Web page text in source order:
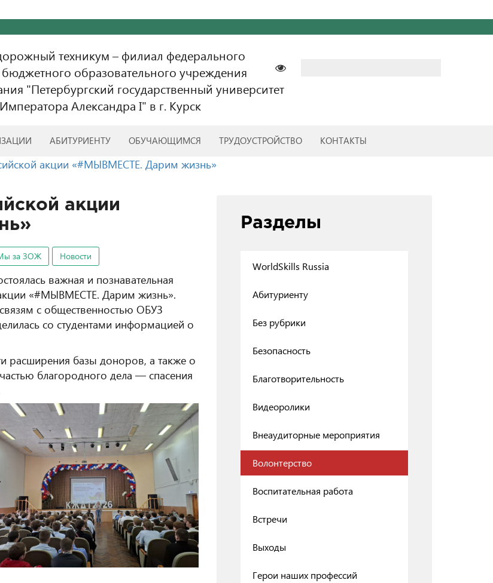
техникум – филиал федерального
бюджетного образовательного учреждения
"Петербургский государственный университет
Александра I" в г. Курск
АБИТУРИЕНТУ ОБУЧАЮЩИМСЯ ТРУДОУСТРОЙСТВО КОНТАКТЫ
акции «#МЫВМЕСТЕ. Дарим жизнь»
акции
за ЗОЖ Новости
важная и познавательная
«#МЫВМЕСТЕ. Дарим жизнь».
с общественностью ОБУЗ
со студентами информацией о
расширения базы доноров, а также о
благородного дела — спасения
Разделы
WorldSkills Russia
Абитуриенту
Без рубрики
Безопасность
Благотворительность
Видеоролики
Внеаудиторные мероприятия
Волонтерство
Воспитательная работа
Встречи
Выходы
Герои наших профессий